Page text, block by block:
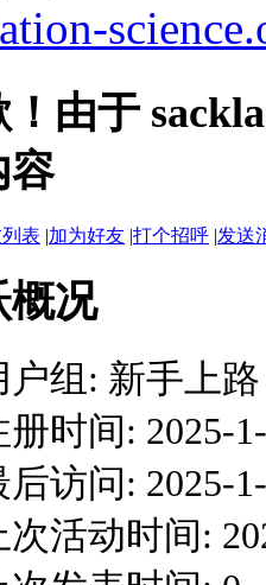
！由于
容
表 |加为好友 |打个招呼 |发送
概况
户组: 新手上路
册时间: 2025-
后访问: 2025-
次活动时间: